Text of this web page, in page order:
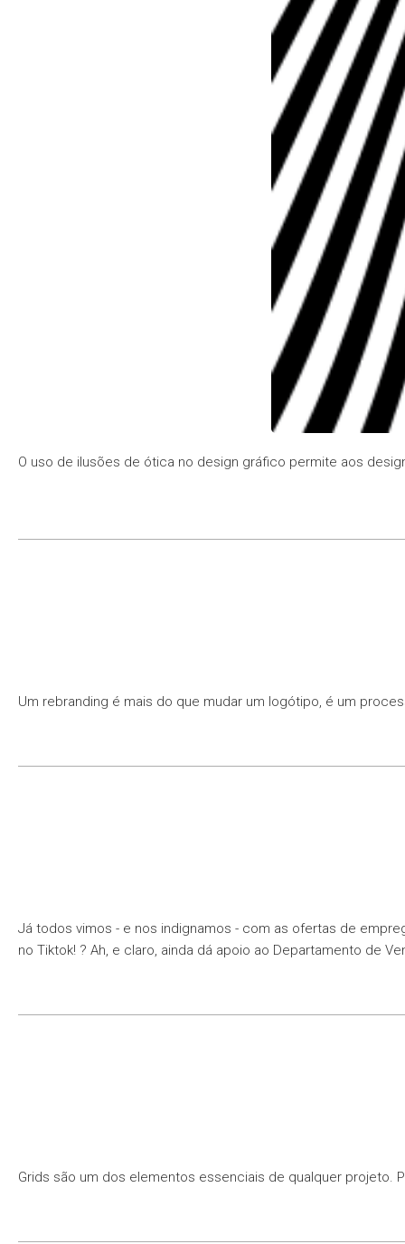
O uso de ilusões de ótica no design gráfico permite aos
Um rebranding é mais do que mudar um logótipo, é um
Já todos vimos - e nos indignamos - com as ofertas de
no Tiktok! ? Ah, e claro, ainda dá apoio ao Departamento de
Grids são um dos elementos essenciais de qualquer